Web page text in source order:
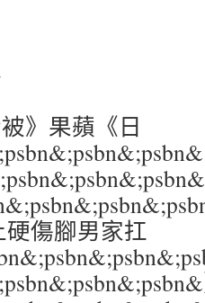
》果蘋《日
傷腳男家扛